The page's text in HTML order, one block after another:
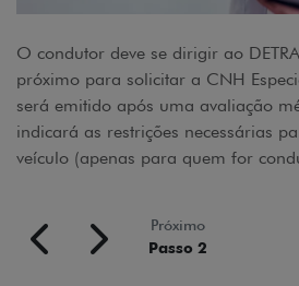
O condutor deve se dirigir ao
próximo para solicitar a CNH
será emitido após uma avaliação
indicará as restrições necessárias
veículo (apenas para quem for
Próximo
Passo 2